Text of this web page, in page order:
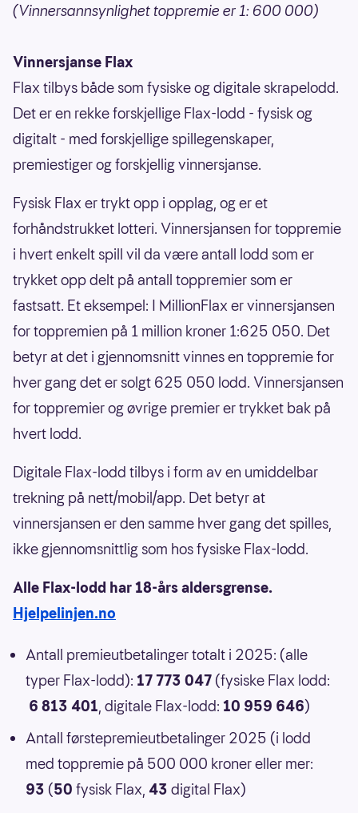
(Vinnersannsynlighet toppremie er 1: 600 000)
Vinnersjanse Flax
Flax tilbys både som fysiske og digitale skrapelodd.
Det er en rekke forskjellige Flax-lodd - fysisk og
digitalt - med forskjellige spillegenskaper,
premiestiger og forskjellig vinnersjanse.
Fysisk Flax er trykt opp i opplag, og er et
forhåndstrukket lotteri. Vinnersjansen for toppremie
i hvert enkelt spill vil da være antall lodd som er
trykket opp delt på antall toppremier som er
fastsatt. Et eksempel: I MillionFlax er vinnersjansen
for toppremien på 1 million kroner 1:625 050. Det
betyr at det i gjennomsnitt vinnes en toppremie for
hver gang det er solgt 625 050 lodd. Vinnersjansen
for toppremier og øvrige premier er trykket bak på
hvert lodd.
Digitale Flax-lodd tilbys i form av en umiddelbar
trekning på nett/mobil/app. Det betyr at
vinnersjansen er den samme hver gang det spilles,
ikke gjennomsnittlig som hos fysiske Flax-lodd.
Alle Flax-lodd har 18-års aldersgrense.
Hjelpelinjen.no
Antall premieutbetalinger totalt i 2025: (alle
typer Flax-lodd): 17 773 047 (fysiske Flax lodd:
6 813 401, digitale Flax-lodd: 10 959 646)
Antall førstepremieutbetalinger 2025 (i lodd
med toppremie på 500 000 kroner eller mer:
93 (50 fysisk Flax, 43 digital Flax)